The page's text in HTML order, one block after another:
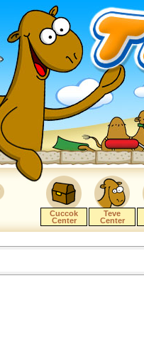
Cuccok
Center
Teve
Center